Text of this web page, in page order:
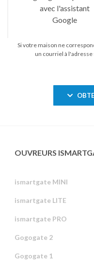
Si votre maison ne
un courriel à l'adresse
OUVREURS
ismartgate MINI
ismartgate LITE
ismartgate PRO
Gogogate 2
Gogogate 1